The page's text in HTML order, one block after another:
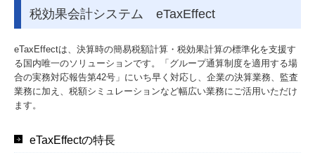
税効果会計システム eTaxEffect
eTaxEffectは、決算時の簡易税額計算・税効果計算の標準化を支援す
る国内唯一のソリューションです。「グループ通算制度を適用する場
合の実務対応報告第42号」にいち早く対応し、企業の決算業務、監査
業務に加え、税額シミュレーションなど幅広い業務にご活用いただけ
ます。
eTaxEffectの特長